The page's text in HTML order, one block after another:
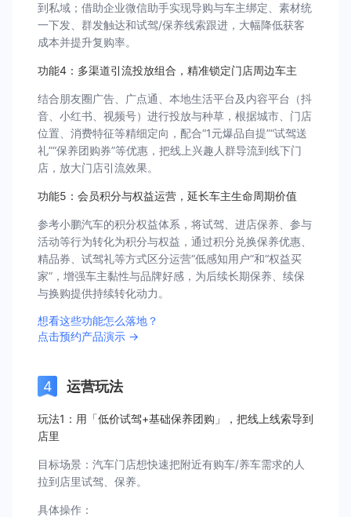
到私域；借助企业微信助手实现导购与车主绑定、素材统
一下发、群发触达和试驾/保养线索跟进，大幅降低获客
成本并提升复购率。
功能4：多渠道引流投放组合，精准锁定门店周边车主
结合朋友圈广告、广点通、本地生活平台及内容平台（抖
音、小红书、视频号）进行投放与种草，根据城市、门店
位置、消费特征等精细定向，配合“1元爆品自提”“试驾送
礼”“保养团购券”等优惠，把线上兴趣人群导流到线下门
店，放大门店引流效果。
功能5：会员积分与权益运营，延长车主生命周期价值
参考小鹏汽车的积分权益体系，将试驾、进店保养、参与
活动等行为转化为积分与权益，通过积分兑换保养优惠、
精品券、试驾礼等方式区分运营“低感知用户”和“权益买
家”，增强车主黏性与品牌好感，为后续长期保养、续保
与换购提供持续转化动力。
想看这些功能怎么落地？
点击预约产品演示 →
运营玩法
玩法1：用「低价试驾+基础保养团购」，把线上线索导到
店里
目标场景：汽车门店想快速把附近有购车/养车需求的人
拉到店里试驾、保养。
具体操作：